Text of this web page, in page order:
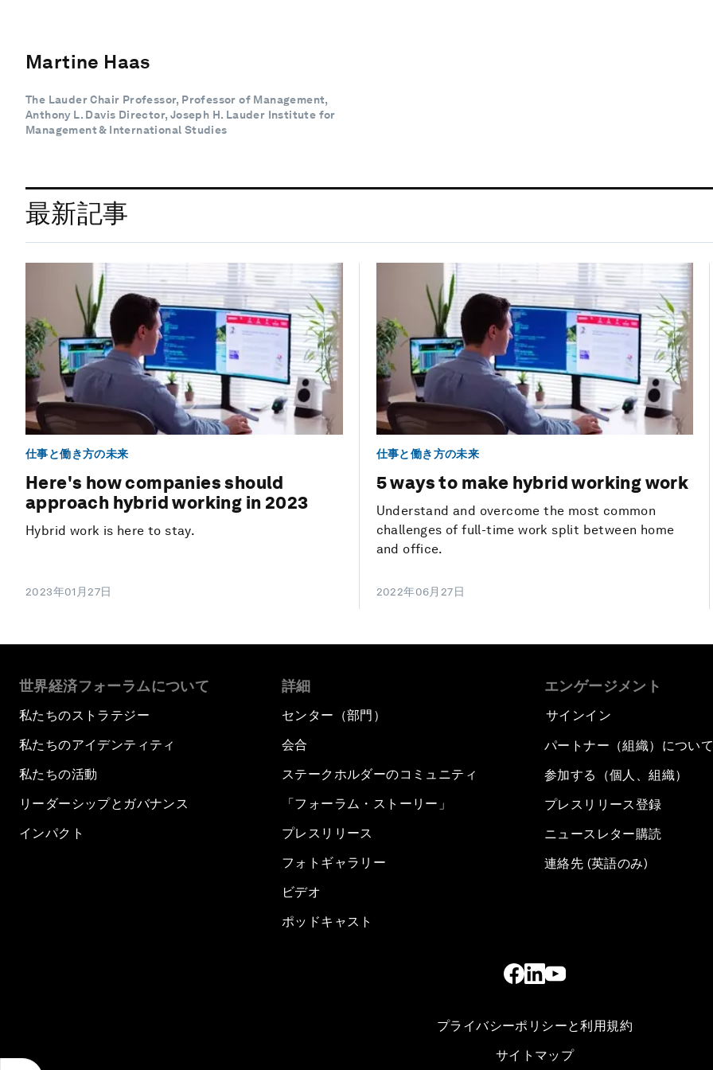
Martine Haas
The Lauder Chair Professor, Professor of Management,
Anthony L. Davis Director, Joseph H. Lauder Institute for
Management & International Studies
最新記事
仕事と働き方の未来
Here's how companies should
approach hybrid working in 2023
Hybrid work is here to stay.
2023年01月27日
仕事と働き方の未来
5 ways to make hybrid working work
Understand and overcome the most common
challenges of full-time work split between home
and office.
2022年06月27日
世界経済フォーラムについて
私たちのストラテジー
私たちのアイデンティティ
私たちの活動
リーダーシップとガバナンス
インパクト
詳細
センター（部門）
会合
ステークホルダーのコミュニティ
「フォーラム・ストーリー」
プレスリリース
フォトギャラリー
ビデオ
ポッドキャスト
エンゲージメント
サインイン
パートナー（組織）につい
参加する（個人、組織）
プレスリリース登録
ニュースレター購読
連絡先 (英語のみ)
プライバシーポリシーと利用規約
サイトマップ